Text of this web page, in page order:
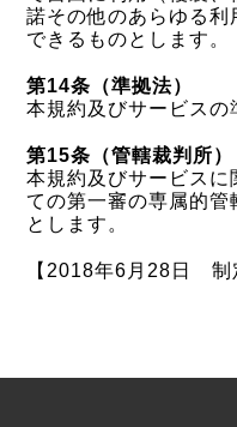
諾その他のあらゆる
できるものとします。
第14条（準拠法）
本規約及びサービスの
第15条（管轄裁判所）
本規約及びサービスに
ての第一審の専属的
とします。
【2018年6月28日 制